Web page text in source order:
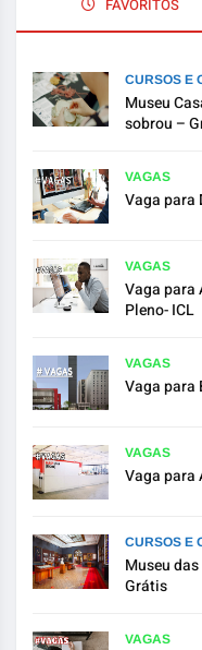
FAVORITOS
CURSOS E
Museu
sobrou –
VAGAS
Vaga para
VAGAS
Vaga para
Pleno- ICL
VAGAS
Vaga para
VAGAS
Vaga para
CURSOS E
Museu
Grátis
VAGAS